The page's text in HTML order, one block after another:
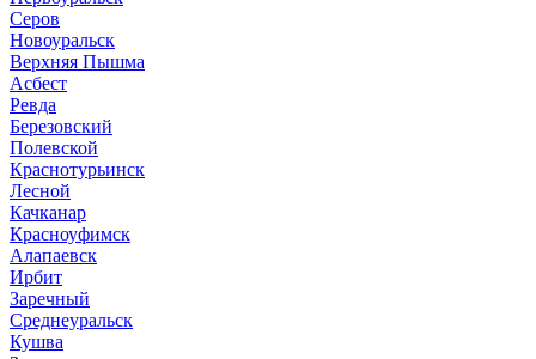
Серов
Новоуральск
Верхняя Пышма
Асбест
Ревда
Березовский
Полевской
Краснотурьинск
Лесной
Качканар
Красноуфимск
Алапаевск
Ирбит
Заречный
Среднеуральск
Кушва